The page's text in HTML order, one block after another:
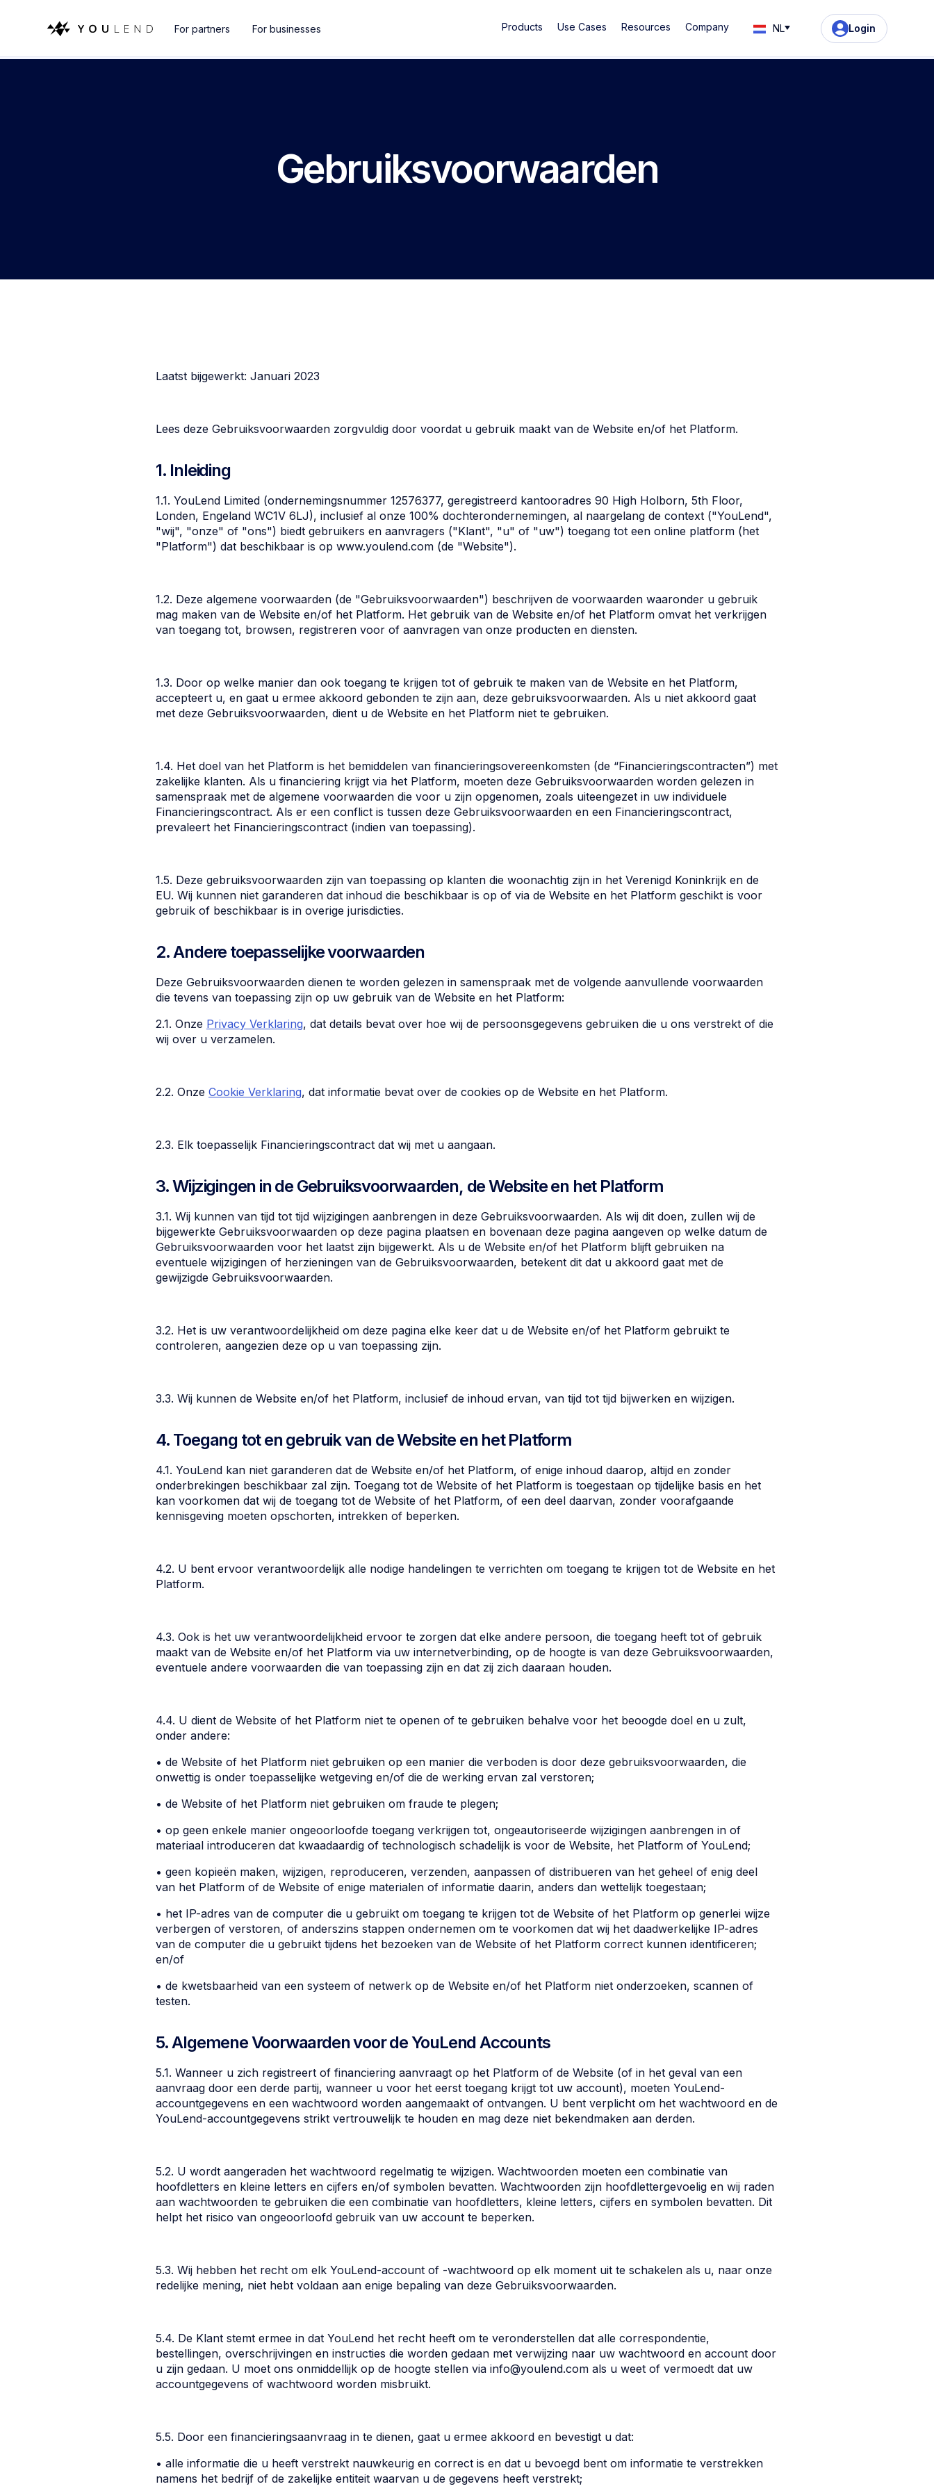
For partners For businesses Products Use Cases Resources Company NL Login
Gebruiksvoorwaarden
Laatst bijgewerkt: Januari 2023
Lees deze Gebruiksvoorwaarden zorgvuldig door voordat u gebruik maakt van de Website en/of het Platform.
1. Inleiding
1.1. YouLend Limited (ondernemingsnummer 12576377, geregistreerd kantooradres 90 High Holborn, 5th Floor,
Londen, Engeland WC1V 6LJ), inclusief al onze 100% dochterondernemingen, al naargelang de context ("YouLend",
"wij", "onze" of "ons") biedt gebruikers en aanvragers ("Klant", "u" of "uw") toegang tot een online platform (het
"Platform") dat beschikbaar is op www.youlend.com (de "Website").
1.2. Deze algemene voorwaarden (de "Gebruiksvoorwaarden") beschrijven de voorwaarden waaronder u gebruik
mag maken van de Website en/of het Platform. Het gebruik van de Website en/of het Platform omvat het verkrijgen
van toegang tot, browsen, registreren voor of aanvragen van onze producten en diensten.
1.3. Door op welke manier dan ook toegang te krijgen tot of gebruik te maken van de Website en het Platform,
accepteert u, en gaat u ermee akkoord gebonden te zijn aan, deze gebruiksvoorwaarden. Als u niet akkoord gaat
met deze Gebruiksvoorwaarden, dient u de Website en het Platform niet te gebruiken.
1.4. Het doel van het Platform is het bemiddelen van financieringsovereenkomsten (de “Financieringscontracten”) met
zakelijke klanten. Als u financiering krijgt via het Platform, moeten deze Gebruiksvoorwaarden worden gelezen in
samenspraak met de algemene voorwaarden die voor u zijn opgenomen, zoals uiteengezet in uw individuele
Financieringscontract. Als er een conflict is tussen deze Gebruiksvoorwaarden en een Financieringscontract,
prevaleert het Financieringscontract (indien van toepassing).
1.5. Deze gebruiksvoorwaarden zijn van toepassing op klanten die woonachtig zijn in het Verenigd Koninkrijk en de
EU. Wij kunnen niet garanderen dat inhoud die beschikbaar is op of via de Website en het Platform geschikt is voor
gebruik of beschikbaar is in overige jurisdicties.
2. Andere toepasselijke voorwaarden
Deze Gebruiksvoorwaarden dienen te worden gelezen in samenspraak met de volgende aanvullende voorwaarden
die tevens van toepassing zijn op uw gebruik van de Website en het Platform:
2.1. Onze Privacy Verklaring, dat details bevat over hoe wij de persoonsgegevens gebruiken die u ons verstrekt of die
wij over u verzamelen.
2.2. Onze Cookie Verklaring, dat informatie bevat over de cookies op de Website en het Platform.
2.3. Elk toepasselijk Financieringscontract dat wij met u aangaan.
3. Wijzigingen in de Gebruiksvoorwaarden, de Website en het Platform
3.1. Wij kunnen van tijd tot tijd wijzigingen aanbrengen in deze Gebruiksvoorwaarden. Als wij dit doen, zullen wij de
bijgewerkte Gebruiksvoorwaarden op deze pagina plaatsen en bovenaan deze pagina aangeven op welke datum de
Gebruiksvoorwaarden voor het laatst zijn bijgewerkt. Als u de Website en/of het Platform blijft gebruiken na
eventuele wijzigingen of herzieningen van de Gebruiksvoorwaarden, betekent dit dat u akkoord gaat met de
gewijzigde Gebruiksvoorwaarden.
3.2. Het is uw verantwoordelijkheid om deze pagina elke keer dat u de Website en/of het Platform gebruikt te
controleren, aangezien deze op u van toepassing zijn.
3.3. Wij kunnen de Website en/of het Platform, inclusief de inhoud ervan, van tijd tot tijd bijwerken en wijzigen.
4. Toegang tot en gebruik van de Website en het Platform
4.1. YouLend kan niet garanderen dat de Website en/of het Platform, of enige inhoud daarop, altijd en zonder
onderbrekingen beschikbaar zal zijn. Toegang tot de Website of het Platform is toegestaan op tijdelijke basis en het
kan voorkomen dat wij de toegang tot de Website of het Platform, of een deel daarvan, zonder voorafgaande
kennisgeving moeten opschorten, intrekken of beperken.
4.2. U bent ervoor verantwoordelijk alle nodige handelingen te verrichten om toegang te krijgen tot de Website en het
Platform.
4.3. Ook is het uw verantwoordelijkheid ervoor te zorgen dat elke andere persoon, die toegang heeft tot of gebruik
maakt van de Website en/of het Platform via uw internetverbinding, op de hoogte is van deze Gebruiksvoorwaarden,
eventuele andere voorwaarden die van toepassing zijn en dat zij zich daaraan houden.
4.4. U dient de Website of het Platform niet te openen of te gebruiken behalve voor het beoogde doel en u zult,
onder andere:
• de Website of het Platform niet gebruiken op een manier die verboden is door deze gebruiksvoorwaarden, die
onwettig is onder toepasselijke wetgeving en/of die de werking ervan zal verstoren;
• de Website of het Platform niet gebruiken om fraude te plegen;
• op geen enkele manier ongeoorloofde toegang verkrijgen tot, ongeautoriseerde wijzigingen aanbrengen in of
materiaal introduceren dat kwaadaardig of technologisch schadelijk is voor de Website, het Platform of YouLend;
• geen kopieën maken, wijzigen, reproduceren, verzenden, aanpassen of distribueren van het geheel of enig deel
van het Platform of de Website of enige materialen of informatie daarin, anders dan wettelijk toegestaan;
• het IP-adres van de computer die u gebruikt om toegang te krijgen tot de Website of het Platform op generlei wijze
verbergen of verstoren, of anderszins stappen ondernemen om te voorkomen dat wij het daadwerkelijke IP-adres
van de computer die u gebruikt tijdens het bezoeken van de Website of het Platform correct kunnen identificeren;
en/of
• de kwetsbaarheid van een systeem of netwerk op de Website en/of het Platform niet onderzoeken, scannen of
testen.
5. Algemene Voorwaarden voor de YouLend Accounts
5.1. Wanneer u zich registreert of financiering aanvraagt op het Platform of de Website (of in het geval van een
aanvraag door een derde partij, wanneer u voor het eerst toegang krijgt tot uw account), moeten YouLend-
accountgegevens en een wachtwoord worden aangemaakt of ontvangen. U bent verplicht om het wachtwoord en de
YouLend-accountgegevens strikt vertrouwelijk te houden en mag deze niet bekendmaken aan derden.
5.2. U wordt aangeraden het wachtwoord regelmatig te wijzigen. Wachtwoorden moeten een combinatie van
hoofdletters en kleine letters en cijfers en/of symbolen bevatten. Wachtwoorden zijn hoofdlettergevoelig en wij raden
aan wachtwoorden te gebruiken die een combinatie van hoofdletters, kleine letters, cijfers en symbolen bevatten. Dit
helpt het risico van ongeoorloofd gebruik van uw account te beperken.
5.3. Wij hebben het recht om elk YouLend-account of -wachtwoord op elk moment uit te schakelen als u, naar onze
redelijke mening, niet hebt voldaan aan enige bepaling van deze Gebruiksvoorwaarden.
5.4. De Klant stemt ermee in dat YouLend het recht heeft om te veronderstellen dat alle correspondentie,
bestellingen, overschrijvingen en instructies die worden gedaan met verwijzing naar uw wachtwoord en account door
u zijn gedaan. U moet ons onmiddellijk op de hoogte stellen via info@youlend.com als u weet of vermoedt dat uw
accountgegevens of wachtwoord worden misbruikt.
5.5. Door een financieringsaanvraag in te dienen, gaat u ermee akkoord en bevestigt u dat:
• alle informatie die u heeft verstrekt nauwkeurig en correct is en dat u bevoegd bent om informatie te verstrekken
namens het bedrijf of de zakelijke entiteit waarvan u de gegevens heeft verstrekt;